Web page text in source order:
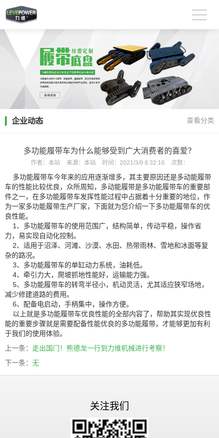
企业动态 查看分类
多功能履带车为什么能够受到广大消费者的喜爱？
作者： 本站 来源： 本站 时间： 2021/3/9 8:32:16 次数：
多功能履带车今年来的应用逐渐增多，其主要原因还是多动能履带
车的性能比较优良，众所周知，多动能履带是多功能履带车的重要部
件之一，在多功能履带车发挥性能过程中占据着十分重要的地位，作
为一家多功能履带生产厂家，下面就为您介绍一下多功能履带车的优
良性能。
1、多功能履带车的使用范围广，结构简单，传动平稳，操作省
力，易实现自动化控制。
2、适用于沼泽、河滩、沙漠、水田、热带雨林、雪地和冰面等复
杂的路况。
3、多功能履带车的单缸动力系统，油耗低。
4、牵引力大，爬坡抓地性能好，运输能力强。
5、多功能履带车的转弯半径小，机动灵活，尤其适应狭窄场地，
减少修建道路的费用。
6、配备电启动，手柄集中，操作方便。
以上就是多功能履带车优良性能的全部内容了，帮助其实现优良性
能的重要步骤就是需要配备性能优良的多功能履带，才能够更加有利
于我们的使用体验。
上一条： 走出国门！熊德龙一行到力维机械进行考察！
下一条： 无
关注我们